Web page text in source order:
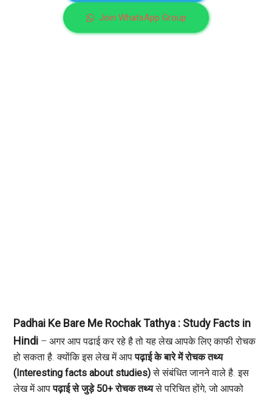
Join WhatsApp Group
Padhai Ke Bare Me Rochak Tathya : Study Facts in
Hindi – अगर आप पढाई कर रहे है तो यह लेख आपके लिए काफी रोचक
हो सकता है. क्योंकि इस लेख में आपपढ़ाई के बारे में रोचक तथ्य
(Interesting facts about studies)से संबंधित जानने वाले है. इस
लेख में आपपढ़ाई से जुड़े 50+ रोचक तथ्यसे परिचित होंगे, जो आपको